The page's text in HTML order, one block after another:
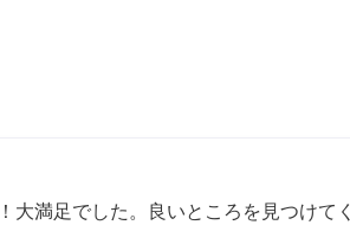
大満足でした。良いところを見つけてく